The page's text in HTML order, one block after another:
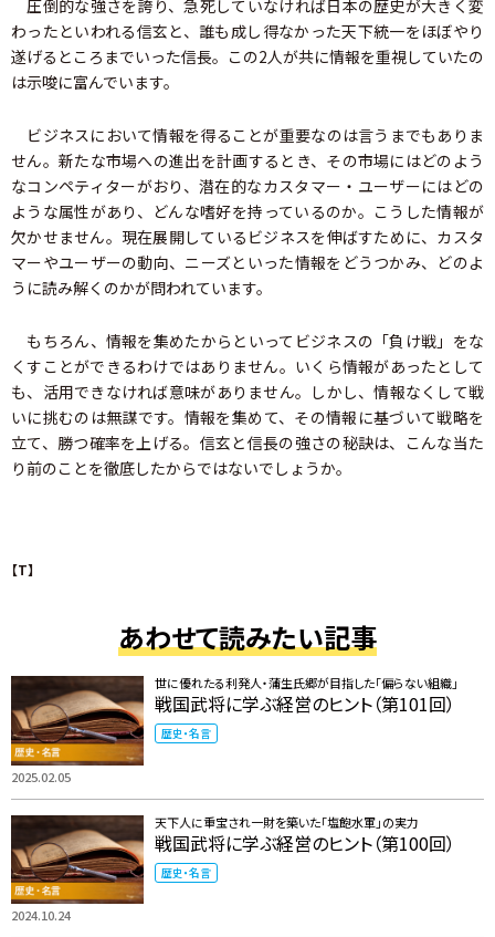
圧倒的な強さを誇り、急死していなければ日本の歴史が大きく変
わったといわれる信玄と、誰も成し得なかった天下統一をほぼやり
遂げるところまでいった信長。この2人が共に情報を重視していたの
は示唆に富んでいます。
ビジネスにおいて情報を得ることが重要なのは言うまでもありま
せん。新たな市場への進出を計画するとき、その市場にはどのよう
なコンペティターがおり、潜在的なカスタマー・ユーザーにはどの
ような属性があり、どんな嗜好を持っているのか。こうした情報が
欠かせません。現在展開しているビジネスを伸ばすために、カスタ
マーやユーザーの動向、ニーズといった情報をどうつかみ、どのよ
うに読み解くのかが問われています。
もちろん、情報を集めたからといってビジネスの「負け戦」をな
くすことができるわけではありません。いくら情報があったとして
も、活用できなければ意味がありません。しかし、情報なくして戦
いに挑むのは無謀です。情報を集めて、その情報に基づいて戦略を
立て、勝つ確率を上げる。信玄と信長の強さの秘訣は、こんな当た
り前のことを徹底したからではないでしょうか。
【T】
あわせて読みたい記事
2025.02.05
世に優れたる利発人・蒲生氏郷が目指した「偏らない組織」
戦国武将に学ぶ経営のヒント（第101回）
歴史・名言
2024.10.24
天下人に重宝され一財を築いた「塩飽水軍」の実力
戦国武将に学ぶ経営のヒント（第100回）
歴史・名言